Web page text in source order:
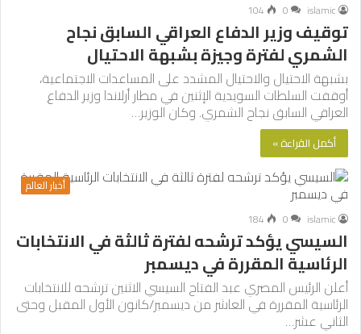
islamic
0
104
توقيف وزير الدفاع العراقي السابق نجاح
الشمري لفترة وجيزة بشبهة الاحتيال
بشبهة الاحتيال والاحتيال المشدد على المساعدات الاجتماعية،
أوقفت السلطات السويدية الإثنين في مطار أرلاندا وزير الدفاع
العراقي السابق نجاح الشمري. وكان الوزير…
أكمل القراءة »
أخبار العالم
islamic
0
184
السيسي يؤكد ترشحه لفترة ثالثة في الانتخابات
الرئاسية المقررة في ديسمبر
أعلن الرئيس المصري عبد الفتاح السيسي الاثنين ترشحه للانتخابات
الرئاسية المقررة في العاشر من ديسمبر/كانون الأول المقبل وحتى
الثاني عشر…